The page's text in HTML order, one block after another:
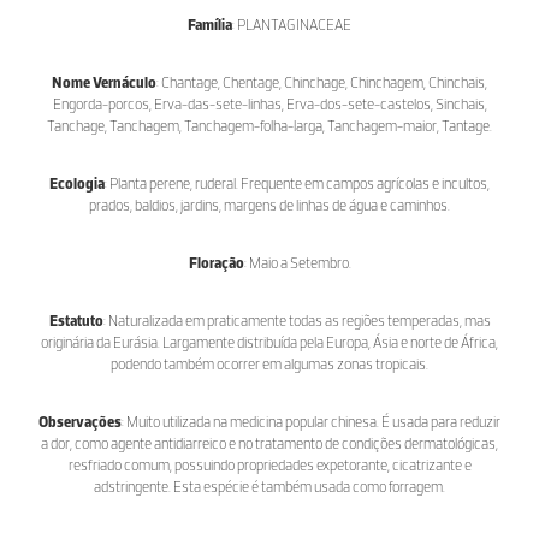
Família: PLANTAGINACEAE
Nome Vernáculo: Chantage, Chentage, Chinchage, Chinchagem, Chinchais,
Engorda-porcos, Erva-das-sete-linhas, Erva-dos-sete-castelos, Sinchais,
Tanchage, Tanchagem, Tanchagem-folha-larga, Tanchagem-maior, Tantage.
Ecologia: Planta perene, ruderal. Frequente em campos agrícolas e incultos,
prados, baldios, jardins, margens de linhas de água e caminhos.
Floração: Maio a Setembro.
Estatuto: Naturalizada em praticamente todas as regiões temperadas, mas
originária da Eurásia. Largamente distribuída pela Europa, Ásia e norte de África,
podendo também ocorrer em algumas zonas tropicais.
Observações: Muito utilizada na medicina popular chinesa. É usada para reduzir
a dor, como agente antidiarreico e no tratamento de condições dermatológicas,
resfriado comum, possuindo propriedades expetorante, cicatrizante e
adstringente. Esta espécie é também usada como forragem.